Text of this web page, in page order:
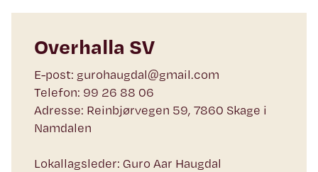
Overhalla SV
E-post: gurohaugdal@gmail.com
Telefon: 99 26 88 06
Adresse: Reinbjørvegen 59, 7860 Skage i
Namdalen
Lokallagsleder: Guro Aar Haugdal